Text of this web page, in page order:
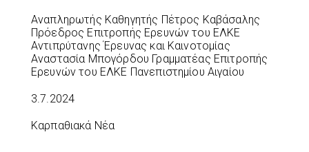
Αναπληρωτής Καθηγητής Πέτρος Καβάσαλης
Πρόεδρος Επιτροπής Ερευνών του ΕΛΚΕ
Αντιπρύτανης Έρευνας και Καινοτομίας
Αναστασία Μπογόρδου Γραμματέας Επιτροπής
Ερευνών του ΕΛΚΕ Πανεπιστημίου Αιγαίου
3.7.2024
Καρπαθιακά Νέα